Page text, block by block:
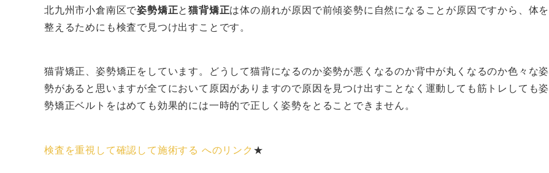
北九州市小倉南区で姿勢矯正と猫背矯正は体の崩れが原因で前傾姿勢に自然になることが原因ですから、体を
整えるためにも検査で見つけ出すことです。
猫背矯正、姿勢矯正をしています。どうして猫背になるのか姿勢が悪くなるのか背中が丸くなるのか色々な姿
勢があると思いますが全てにおいて原因がありますので原因を見つけ出すことなく運動しても筋トレしても姿
勢矯正ベルトをはめても効果的には一時的で正しく姿勢をとることできません。
検査を重視して確認して施術する へのリンク ★